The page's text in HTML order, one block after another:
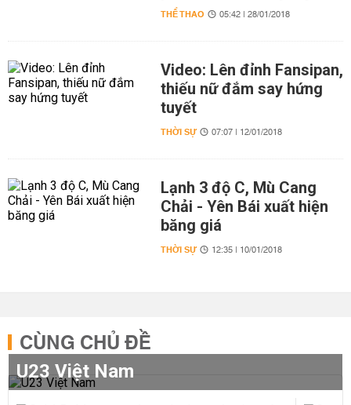
THỂ THAO 05:42 | 28/01/2018
Video: Lên đỉnh Fansipan,
thiếu nữ đắm say hứng
tuyết
THỜI SỰ 07:07 | 12/01/2018
Lạnh 3 độ C, Mù Cang
Chải - Yên Bái xuất hiện
băng giá
THỜI SỰ 12:35 | 10/01/2018
CÙNG CHỦ ĐỀ
U23 Việt Nam